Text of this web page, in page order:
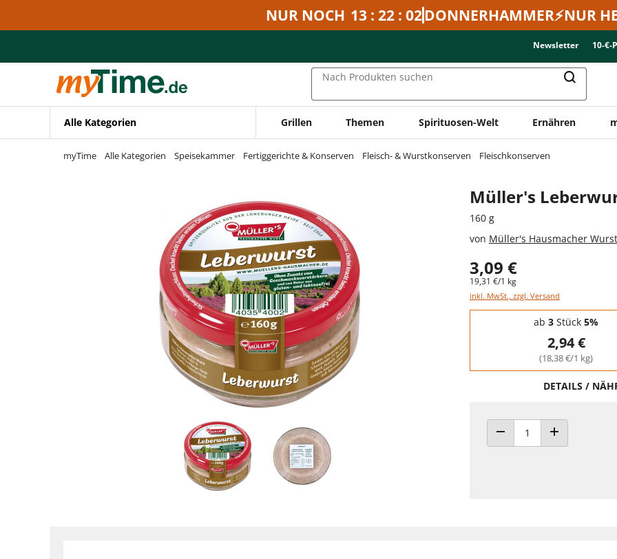
Zur Navigation springen
NUR NOCH 13 : 22 : 02DONNERHAMMER⚡NUR
Newsletter 10-€-
Nach Produkten suchen
Alle Kategorien Grillen Themen Spirituosen-Welt Ernähren
myTime Alle Kategorien Speisekammer Fertiggerichte & Konserven Fleisch- & Wurstkonserven Fleischkonserven
Müller's
160 g
von Müller's Hausmacher Wurst
3,09 €
19,31 €/1 kg
inkl. MwSt., zzgl. Versand
Staffelpreise - Mengenrabatt
ab 3 Stück 5%
2,94 €
(18,38 €/1 kg)
DETAILS /
ANZAHL VERRINGERN
ANZAHL